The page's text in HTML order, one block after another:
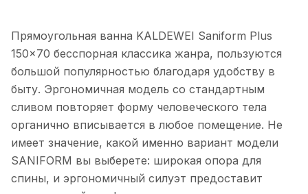
Прямоугольная ванна KALDEWEI Saniform Plus
150x70 бесспорная классика жанра, пользуются
большой популярностью благодаря удобству в
быту. Эргономичная модель со стандартным
сливом повторяет форму человеческого тела
органично вписывается в любое помещение. Не
имеет значение, какой именно вариант модели
SANIFORM вы выберете: широкая опора для
спины, и эргономичный силуэт предоставит